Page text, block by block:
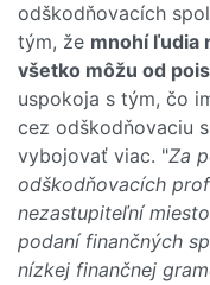
odškodňovacích
tým, že mnohí ľudia
všetko môžu od
uspokoja s tým, čo
cez odškodňovaciu
vybojovať viac. "Za
odškodňovacích
nezastupiteľní
podaní finančných
nízkej finančnej